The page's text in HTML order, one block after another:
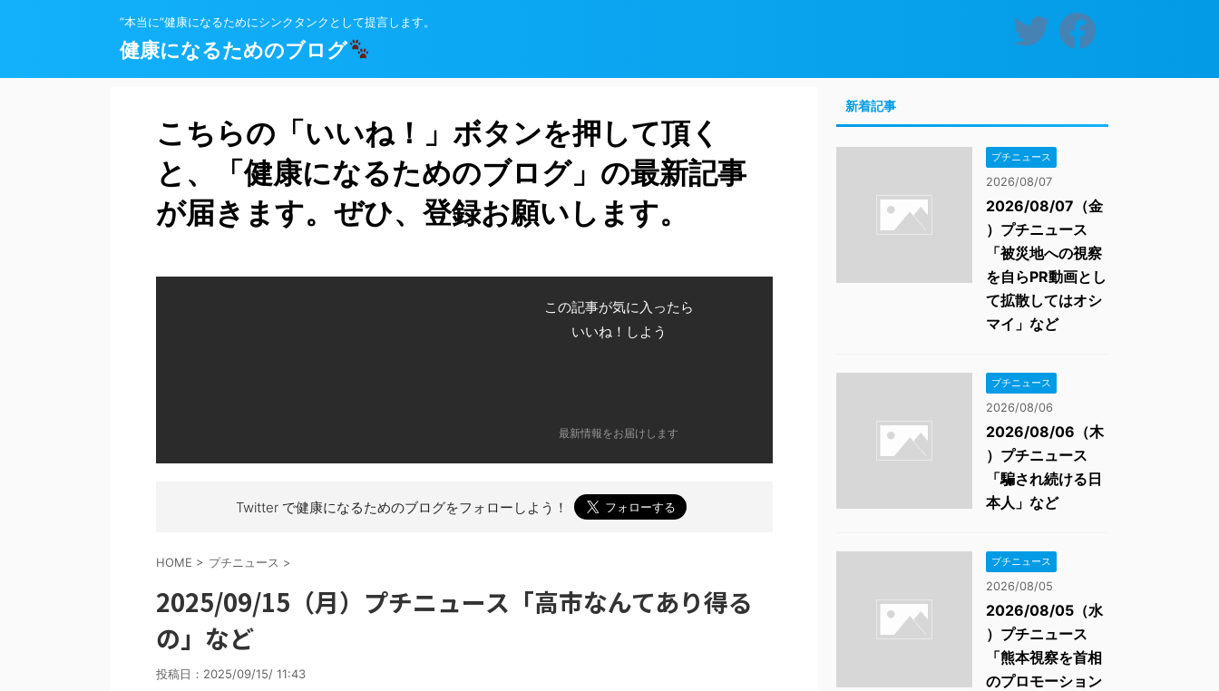
”本当に”健康になるためにシンクタンクとして提言します。
健康になるためのブログ
こちらの「いいね！」ボタンを押して頂く
と、「健康になるためのブログ」の最新記事
が届きます。ぜひ、登録お願いします。
この記事が気に入ったら
いいね！しよう
最新情報をお届けします
Twitter で健康になるためのブログをフォローしよう！
HOME > プチニュース >
2025/09/15（月）プチニュース「高市なんてあり得る
の」など
投稿日： 2025/09/15/ 11:43
新着記事
プチニュース
2026/08/07
2026/08/07（金
）プチニュース
「被災地への視察
を自らPR動画とし
て拡散してはオシ
マイ」など
プチニュース
2026/08/06
2026/08/06（木
）プチニュース
「騙され続ける日
本人」など
プチニュース
2026/08/05
2026/08/05（水
）プチニュース
「熊本視察を首相
のプロモーション